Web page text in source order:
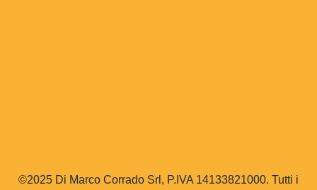
©2025 Di Marco Corrado Srl, P.IVA 14133821000. Tutti i